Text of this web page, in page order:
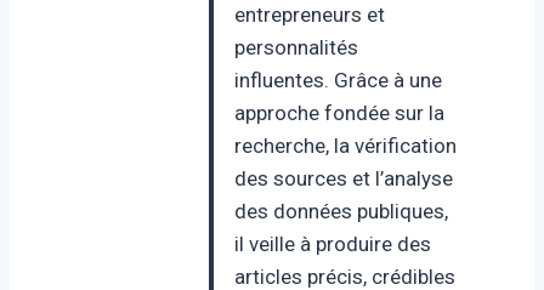
entrepreneurs et
personnalités
influentes. Grâce à une
approche fondée sur la
recherche, la vérification
des sources et l’analyse
des données publiques,
il veille à produire des
articles précis, crédibles